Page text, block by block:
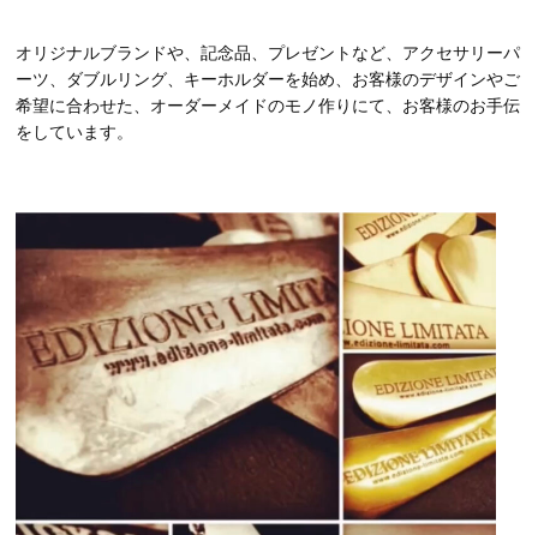
オリジナルブランドや、記念品、プレゼントなど、アクセサリーパ
ーツ、ダブルリング、キーホルダーを始め、お客様のデザインやご
希望に合わせた、オーダーメイドのモノ作りにて、お客様のお手伝
をしています。